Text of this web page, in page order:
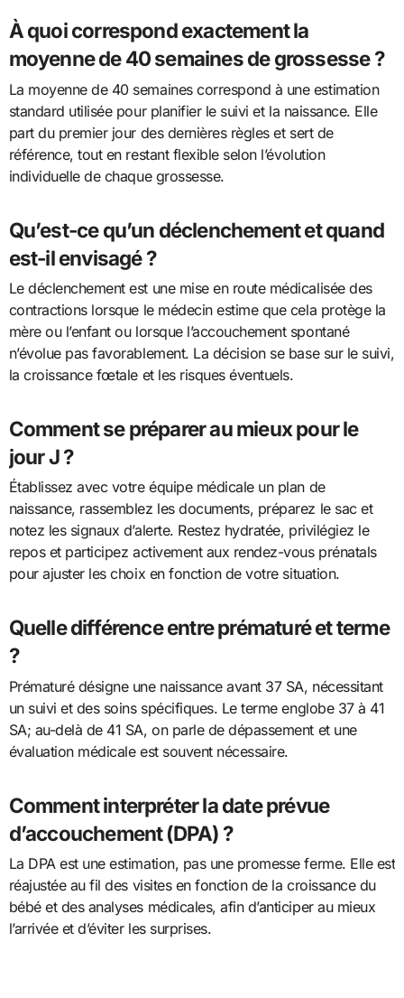
À quoi correspond exactement la
moyenne de 40 semaines de grossesse ?
La moyenne de 40 semaines correspond à une estimation
standard utilisée pour planifier le suivi et la naissance. Elle
part du premier jour des dernières règles et sert de
référence, tout en restant flexible selon l’évolution
individuelle de chaque grossesse.
Qu’est-ce qu’un déclenchement et quand
est-il envisagé ?
Le déclenchement est une mise en route médicalisée des
contractions lorsque le médecin estime que cela protège la
mère ou l’enfant ou lorsque l’accouchement spontané
n’évolue pas favorablement. La décision se base sur le suivi,
la croissance fœtale et les risques éventuels.
Comment se préparer au mieux pour le
jour J ?
Établissez avec votre équipe médicale un plan de
naissance, rassemblez les documents, préparez le sac et
notez les signaux d’alerte. Restez hydratée, privilégiez le
repos et participez activement aux rendez-vous prénatals
pour ajuster les choix en fonction de votre situation.
Quelle différence entre prématuré et terme
?
Prématuré désigne une naissance avant 37 SA, nécessitant
un suivi et des soins spécifiques. Le terme englobe 37 à 41
SA; au-delà de 41 SA, on parle de dépassement et une
évaluation médicale est souvent nécessaire.
Comment interpréter la date prévue
d’accouchement (DPA) ?
La DPA est une estimation, pas une promesse ferme. Elle est
réajustée au fil des visites en fonction de la croissance du
bébé et des analyses médicales, afin d’anticiper au mieux
l’arrivée et d’éviter les surprises.